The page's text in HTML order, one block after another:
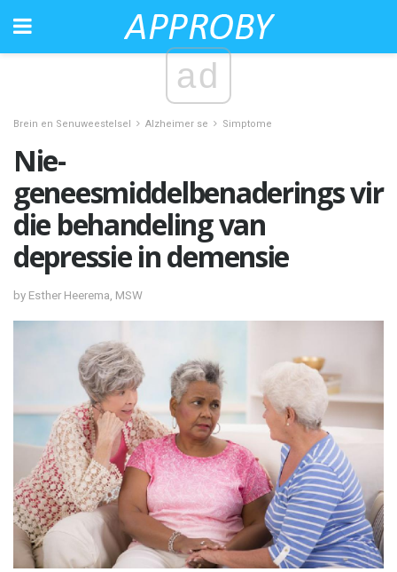
ad
Brein en Senuweestelsel Alzheimer se Simptome
Nie-
geneesmiddelbenaderings vir
die behandeling van
depressie in demensie
by Esther Heerema, MSW